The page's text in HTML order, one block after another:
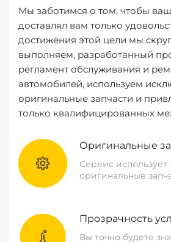
Мы заботимся о том, чтобы
доставлял вам только
достижения этой цели мы
выполняем, разработанный
регламент обслуживания и
автомобилей, используем
оригинальные запчасти и
только квалифицированных
Оригинальные
Сервис использует
оригинальные
Прозрачность
Вы точно будете